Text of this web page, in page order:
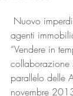
agenti
“Vendere in
collaborazione
parallelo delle
novembre